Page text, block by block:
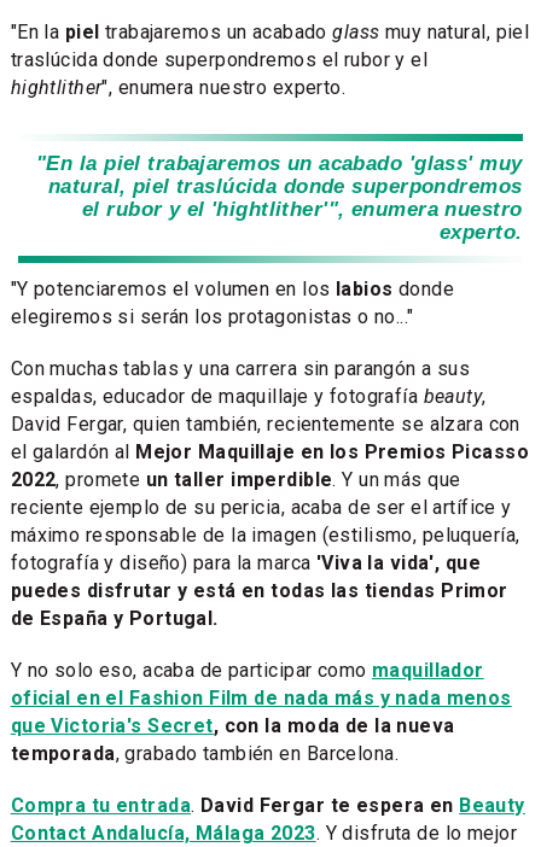
"En la piel trabajaremos un acabadoglass muy natural, piel
traslúcida donde superpondremos el rubor y el
hightlither", enumera nuestro experto.
"En la piel trabajaremos un acabado 'glass' muy
natural, piel traslúcida donde superpondremos
el rubor y el 'hightlither'", enumera nuestro
experto.
"Y potenciaremos el volumen en los labios donde
elegiremos si serán los protagonistas o no..."
Con muchas tablas y una carrera sin parangón a sus
espaldas, educador de maquillaje y fotografía beauty,
David Fergar, quien también, recientemente se alzara con
el galardón al
Mejor Maquillaje en los Premios Picasso
2022, promete un taller imperdible. Y un más que
reciente ejemplo de su pericia, acaba de ser el artífice y
máximo responsable de la imagen (estilismo, peluquería,
fotografía y diseño) para la marca 'Viva la vida', que
puedes disfrutar y está en todas las tiendas Primor
de España y Portugal.
Y no solo eso, acaba de participar como maquillador
oficial en el Fashion Film de nada más y nada menos
que Victoria's Secret, con la moda de la nueva
temporada, grabado también en Barcelona.
Compra tu entrada. David Fergar te espera en Beauty
Contact Andalucía, Málaga 2023. Y disfruta de lo mejor